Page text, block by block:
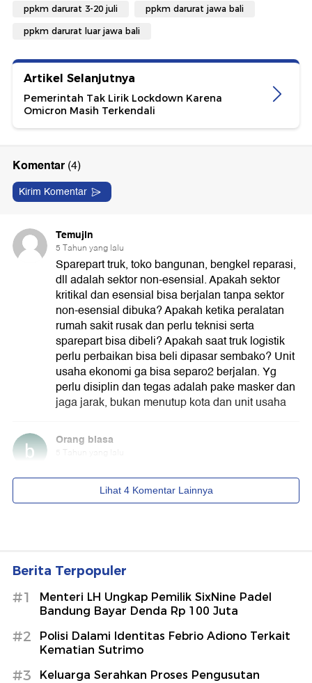
ppkm darurat 3-20 juli ppkm darurat jawa bali
ppkm darurat luar jawa bali
Artikel Selanjutnya
Pemerintah Tak Lirik Lockdown Karena
Omicron Masih Terkendali
Berita Terpopuler
#1
Menteri LH Ungkap Pemilik SixNine Padel
Bandung Bayar Denda Rp 100 Juta
#2
Polisi Dalami Identitas Febrio Adiono Terkait
Kematian Sutrimo
#3
Keluarga Serahkan Proses Pengusutan